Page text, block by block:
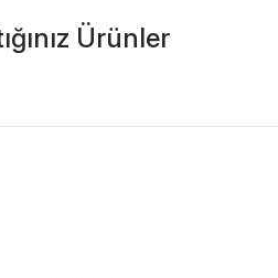
Ürünler